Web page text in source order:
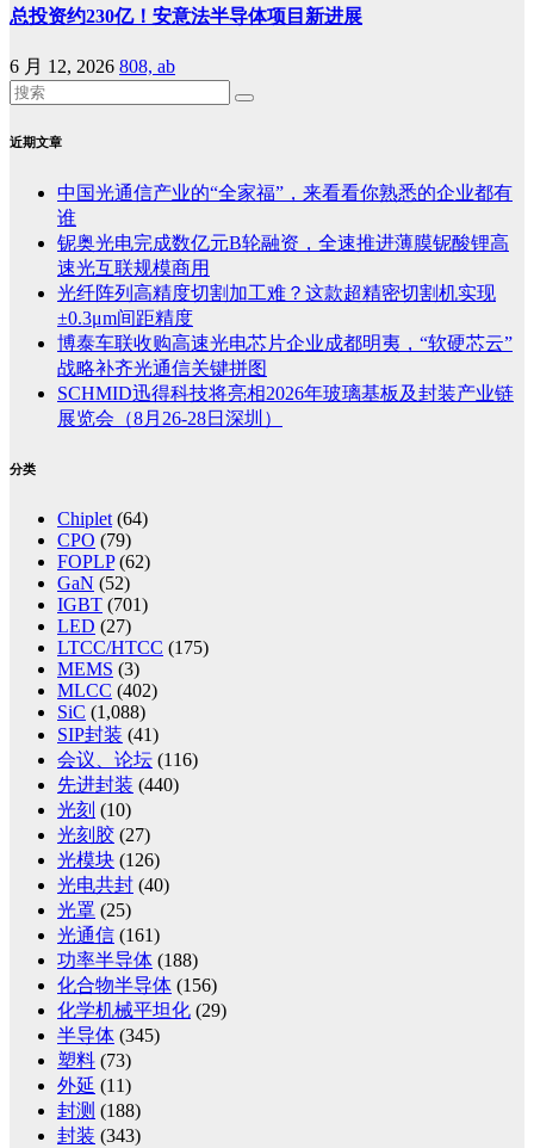
总投资约230亿！安意法半导体项目新进展
6 月 12, 2026 808, ab
近期文章
中国光通信产业的“全家福”，来看看你熟悉的企业都有
谁
铌奥光电完成数亿元B轮融资，全速推进薄膜铌酸锂高
速光互联规模商用
光纤阵列高精度切割加工难？这款超精密切割机实现
±0.3μm间距精度
博泰车联收购高速光电芯片企业成都明夷，“软硬芯云”
战略补齐光通信关键拼图
SCHMID迅得科技将亮相2026年玻璃基板及封装产业链
展览会（8月26-28日深圳）
分类
Chiplet (64)
CPO (79)
FOPLP(62)
GaN (52)
IGBT (701)
LED (27)
LTCC/HTCC (175)
MEMS (3)
MLCC (402)
SiC (1,088)
SIP封装 (41)
会议、论坛 (116)
先进封装 (440)
光刻 (10)
光刻胶 (27)
光模块 (126)
光电共封 (40)
光罩 (25)
光通信 (161)
功率半导体 (188)
化合物半导体 (156)
化学机械平坦化 (29)
半导体 (345)
塑料 (73)
外延 (11)
封测 (188)
封装 (343)